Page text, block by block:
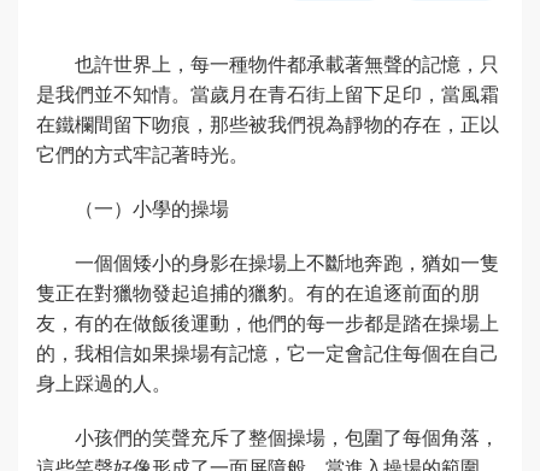
也許世界上，每一種物件都承載著無聲的記憶，只
是我們並不知情。當歲月在青石街上留下足印，當風霜
在鐵欄間留下吻痕，那些被我們視為靜物的存在，正以
它們的方式牢記著時光。
（一）小學的操場
一個個矮小的身影在操場上不斷地奔跑，猶如一隻
隻正在對獵物發起追捕的獵豹。有的在追逐前面的朋
友，有的在做飯後運動，他們的每一步都是踏在操場上
的，我相信如果操場有記憶，它一定會記住每個在自己
身上踩過的人。
小孩們的笑聲充斥了整個操場，包圍了每個角落，